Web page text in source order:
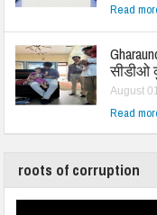
Read
सीडीओ
August
Read
roots of corruption